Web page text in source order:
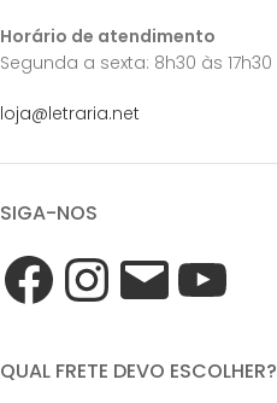
Horário de atendimento
Segunda a sexta: 8h30 às 17h30
loja@letraria.net
SIGA-NOS
QUAL FRETE DEVO ESCOLHER?